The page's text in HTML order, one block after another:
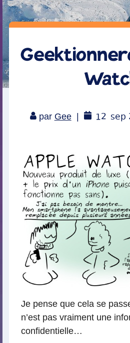
par Gee 12 sep
Je pense que cela se
n’est pas vraiment une
confidentielle…